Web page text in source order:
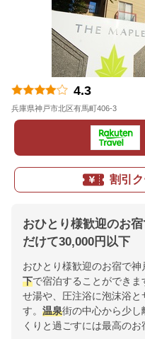
4.3
兵庫県神戸市北区有馬町406-3
割引
おひとり様歓迎のお
だけて30,000円以下
おひとり様歓迎のお宿で
下で宿泊することができ
せ湯や、圧注浴に泡沫浴と
す。 温泉街の中心から少し
くりと過ごすには最高のお